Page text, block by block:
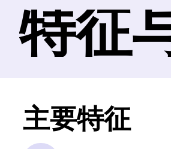
特征
主要特征